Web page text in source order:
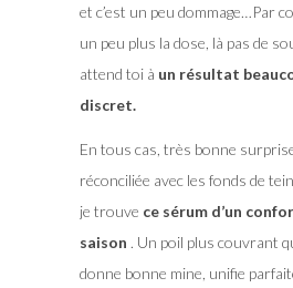
et c’est un peu dommage…Par
un peu plus la dose, là pas de
attend toi à un résultat
discret.
En tous cas, très bonne
réconciliée avec les fonds de
je trouve ce sérum d’un
saison . Un poil plus couvrant
donne bonne mine, unifie